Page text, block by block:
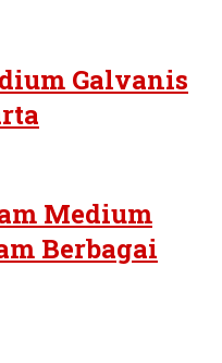
Galvanis
Medium
Berbagai